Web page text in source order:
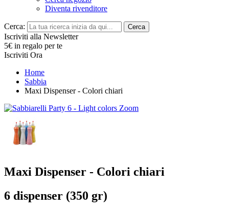
Diventa rivenditore
Cerca: Cerca
Iscriviti alla Newsletter
5€ in regalo per te
Iscriviti Ora
Home
Sabbia
Maxi Dispenser - Colori chiari
Zoom
Maxi Dispenser - Colori chiari
6 dispenser (350 gr)